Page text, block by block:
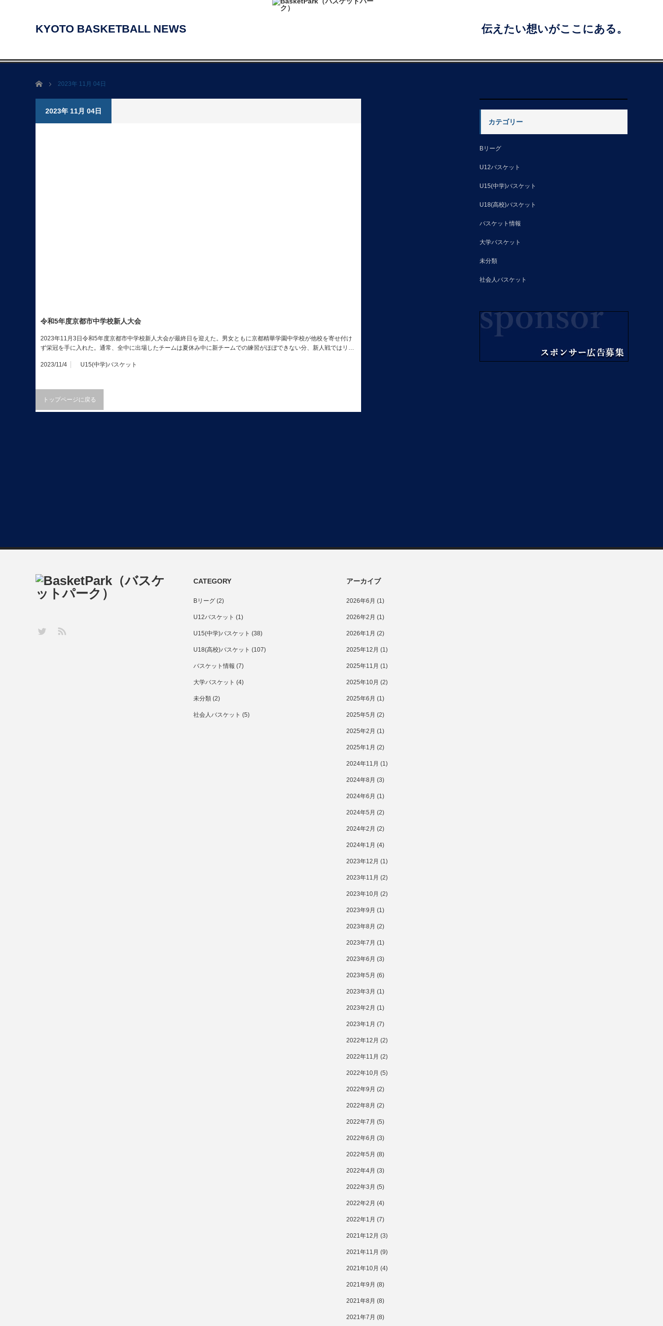
KYOTO BASKETBALL NEWS 伝えたい想いがここにある。
ホーム 2023年 11月 04日
2023年 11月 04日
令和5年度京都市中学校新人大会
2023年11月3日令和5年度京都市中学校新人大会が最終日を迎えた。男女ともに京都精華学園中学校が他校を寄せ付け
ず栄冠を手に入れた。通常、全中に出場したチームは夏休み中に新チームでの練習がほぼできない分、新人戦ではリ…
2023/11/4 U15(中学)バスケット
トップページに戻る
カテゴリー
Bリーグ
U12バスケット
U15(中学)バスケット
U18(高校)バスケット
バスケット情報
大学バスケット
未分類
社会人バスケット
CATEGORY
Bリーグ (2)
U12バスケット (1)
U15(中学)バスケット (38)
U18(高校)バスケット (107)
バスケット情報 (7)
大学バスケット (4)
未分類 (2)
社会人バスケット (5)
アーカイブ
2026年6月 (1)
2026年2月 (1)
2026年1月 (2)
2025年12月 (1)
2025年11月 (1)
2025年10月 (2)
2025年6月 (1)
2025年5月 (2)
2025年2月 (1)
2025年1月 (2)
2024年11月 (1)
2024年8月 (3)
2024年6月 (1)
2024年5月 (2)
2024年2月 (2)
2024年1月 (4)
2023年12月 (1)
2023年11月 (2)
2023年10月 (2)
2023年9月 (1)
2023年8月 (2)
2023年7月 (1)
2023年6月 (3)
2023年5月 (6)
2023年3月 (1)
2023年2月 (1)
2023年1月 (7)
2022年12月 (2)
2022年11月 (2)
2022年10月 (5)
2022年9月 (2)
2022年8月 (2)
2022年7月 (5)
2022年6月 (3)
2022年5月 (8)
2022年4月 (3)
2022年3月 (5)
2022年2月 (4)
2022年1月 (7)
2021年12月 (3)
2021年11月 (9)
2021年10月 (4)
2021年9月 (8)
2021年8月 (8)
2021年7月 (8)
Twitter